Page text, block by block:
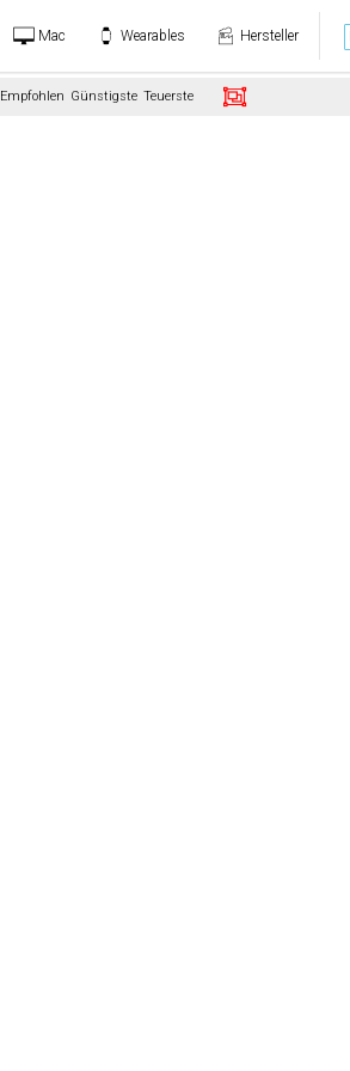
Mac Wearables Hersteller
Empfohlen Günstigste Teuerste